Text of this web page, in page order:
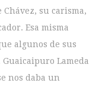
su carisma,
Esa misma
algunos de sus
Lameda
nos daba un